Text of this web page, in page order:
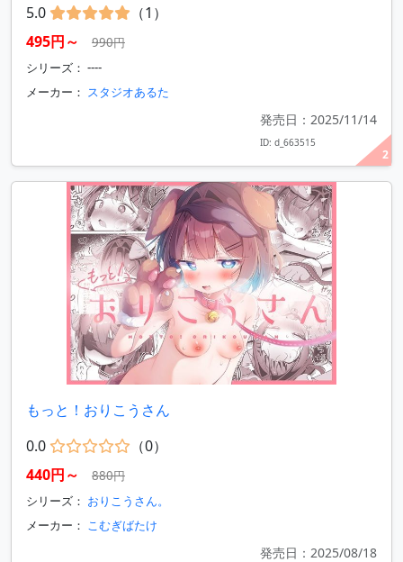
2
5.0
（1）
495円～
990円
シリーズ： ----
メーカー： スタジオあるた
発売日：2025/11/14
ID: d_663515
もっと！おりこうさん
0.0
（0）
440円～
880円
シリーズ： おりこうさん。
メーカー： こむぎばたけ
発売日：2025/08/18